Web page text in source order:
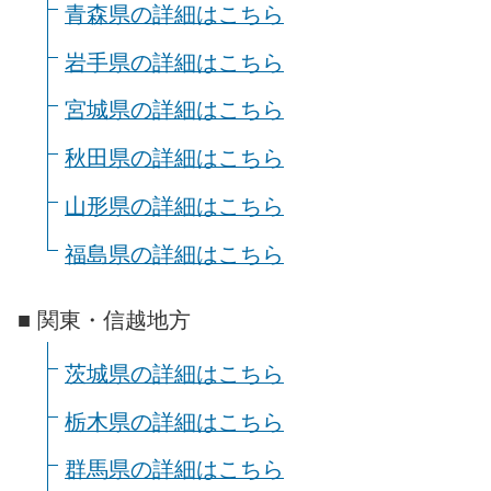
青森県の詳細はこちら
岩手県の詳細はこちら
宮城県の詳細はこちら
秋田県の詳細はこちら
山形県の詳細はこちら
福島県の詳細はこちら
■ 関東・信越地方
茨城県の詳細はこちら
栃木県の詳細はこちら
群馬県の詳細はこちら